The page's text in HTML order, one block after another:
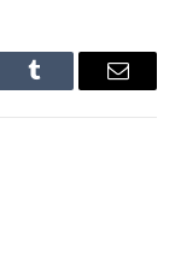
Tumblr Email